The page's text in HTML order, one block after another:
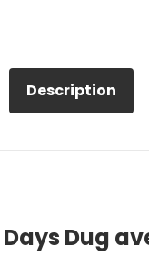
Description
Dug